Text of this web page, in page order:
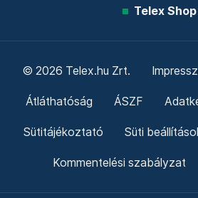
Telex Shop
© 2026 Telex.hu Zrt.
Átláthatóság ÁSZF
Sütitájékoztató Süti
Kommentelési szabályzat